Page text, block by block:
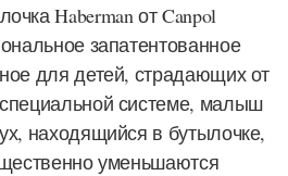
HabermanотCanpol
запатентованное
для детей, страдающих от
системе, малыш
находящийся в бутылочке,
уменьшаются